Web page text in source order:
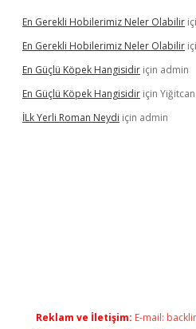
En Gerekli Hobilerimiz Neler Olabilir
En Gerekli Hobilerimiz Neler Olabilir
En Güçlü Köpek Hangisidir için admin
En Güçlü Köpek Hangisidir için Yiğitcan
İLk Yerli Roman Neydi için admin
Reklam ve İletişim: E-mail: